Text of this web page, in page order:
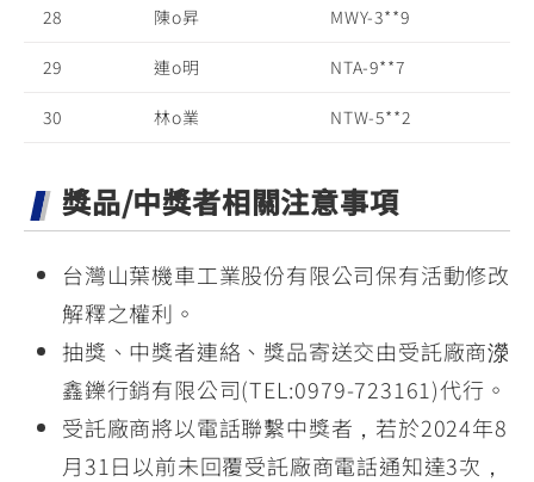
28 陳o昇 MWY-3**9
29 連o明 NTA-9**7
30 林o業 NTW-5**2
獎品/中獎者相關注意事項
台灣山葉機車工業股份有限公司保有活動修改
解釋之權利。
抽獎、中獎者連絡、獎品寄送交由受託廠商濴
鑫鑠行銷有限公司(TEL:0979-723161)代行。
受託廠商將以電話聯繫中獎者，若於2024年8
月31日以前未回覆受託廠商電話通知達3次，